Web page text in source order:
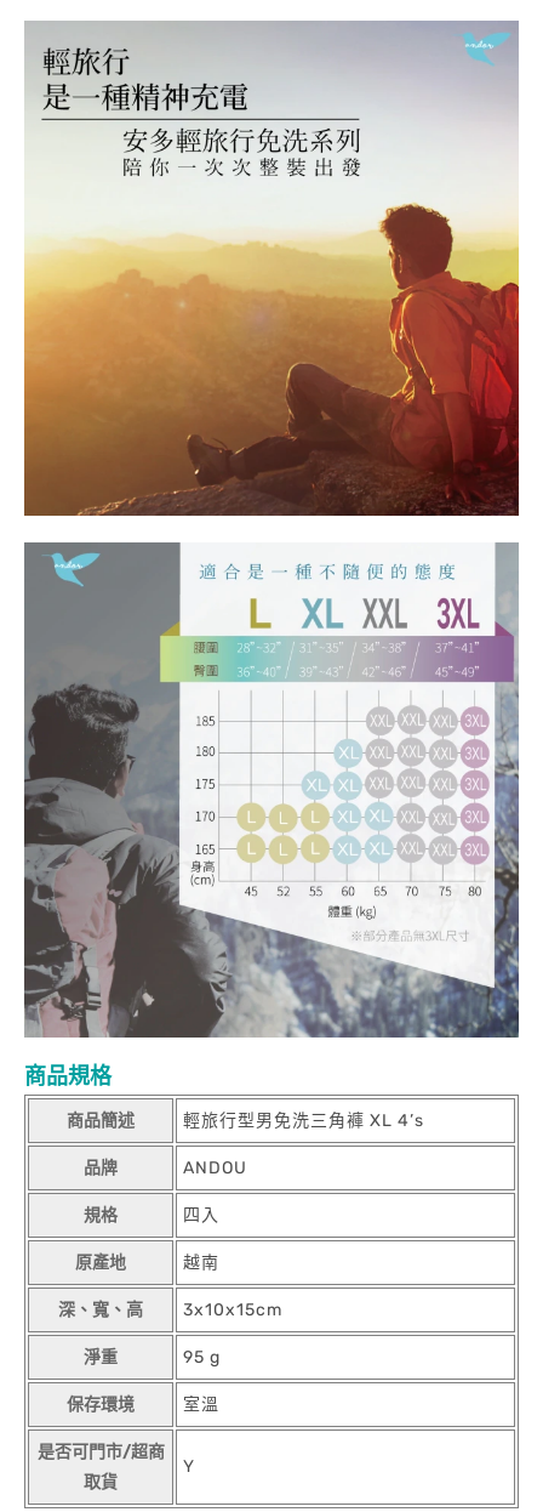
商品規格
商品簡述 輕旅行型男免洗三角褲 XL 4’s
品牌 ANDOU
規格 四入
原產地 越南
深、寬、高 3x10x15cm
淨重 95 g
保存環境 室溫
是否可門市/超商
取貨
Y